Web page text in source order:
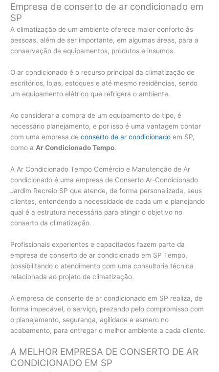
Empresa de conserto de ar condicionado em
SP
A climatização de um ambiente oferece maior conforto às
pessoas, além de ser importante, em algumas áreas, para a
conservação de equipamentos, produtos e insumos.
O ar condicionado é o recurso principal da climatização de
escritórios, lojas, estoques e até mesmo residências, sendo
um equipamento elétrico que refrigera o ambiente.
Ao considerar a compra de um equipamento do tipo, é
necessário planejamento, e por isso é uma vantagem contar
com uma empresa deconserto de ar condicionado em SP,
como a Ar Condicionado Tempo.
A Ar Condicionado Tempo Comércio e Manutenção de Ar
condicionado é uma empresa de Conserto Ar-Condicionado
Jardim Recreio SP que atende, de forma personalizada, seus
clientes, entendendo a necessidade de cada um e planejando
qual é a estrutura necessária para atingir o objetivo no
conserto da climatização.
Profissionais experientes e capacitados fazem parte da
empresa de conserto de ar condicionado em SP Tempo,
possibilitando o atendimento com uma consultoria técnica
relacionada ao projeto de climatização.
A empresa de conserto de ar condicionado em SP realiza, de
forma impecável, o serviço, prezando pelo compromisso com
o planejamento, segurança, agilidade e esmero no
acabamento, para entregar o melhor ambiente a cada cliente.
A MELHOR EMPRESA DE CONSERTO DE AR
CONDICIONADO EM SP